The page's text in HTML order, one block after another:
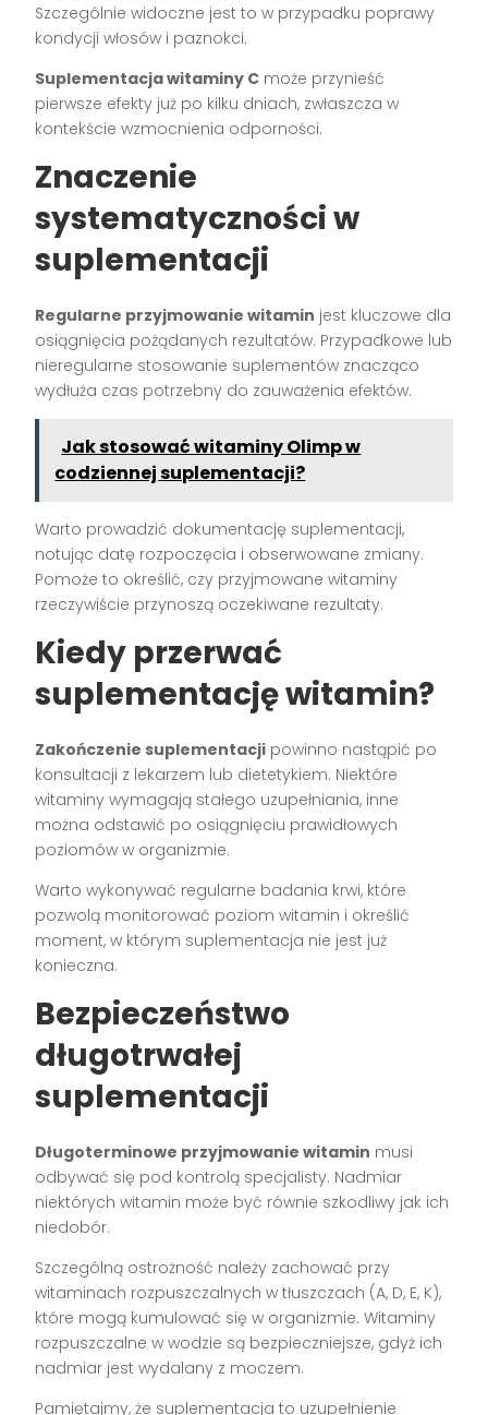
Szczególnie widoczne jest to w przypadku poprawy
kondycji włosów i paznokci.
Suplementacja witaminy C może przynieść
pierwsze efekty już po kilku dniach, zwłaszcza w
kontekście wzmocnienia odporności.
Znaczenie
systematyczności w
suplementacji
Regularne przyjmowanie witamin jest kluczowe dla
osiągnięcia pożądanych rezultatów. Przypadkowe lub
nieregularne stosowanie suplementów znacząco
wydłuża czas potrzebny do zauważenia efektów.
Jak stosować witaminy Olimp w
codziennej suplementacji?
Warto prowadzić dokumentację suplementacji,
notując datę rozpoczęcia i obserwowane zmiany.
Pomoże to określić, czy przyjmowane witaminy
rzeczywiście przynoszą oczekiwane rezultaty.
Kiedy przerwać
suplementację witamin?
Zakończenie suplementacji powinno nastąpić po
konsultacji z lekarzem lub dietetykiem. Niektóre
witaminy wymagają stałego uzupełniania, inne
można odstawić po osiągnięciu prawidłowych
poziomów w organizmie.
Warto wykonywać regularne badania krwi, które
pozwolą monitorować poziom witamin i określić
moment, w którym suplementacja nie jest już
konieczna.
Bezpieczeństwo
długotrwałej
suplementacji
Długoterminowe przyjmowanie witamin musi
odbywać się pod kontrolą specjalisty. Nadmiar
niektórych witamin może być równie szkodliwy jak ich
niedobór.
Szczególną ostrożność należy zachować przy
witaminach rozpuszczalnych w tłuszczach (A, D, E, K),
które mogą kumulować się w organizmie. Witaminy
rozpuszczalne w wodzie są bezpieczniejsze, gdyż ich
nadmiar jest wydalany z moczem.
Pamiętajmy, że suplementacja to uzupełnienie